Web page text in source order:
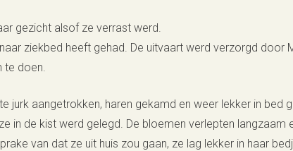
gezicht alsof ze verrast werd.
ziekbed heeft gehad. De uitvaart werd verzorgd door
doen.
aangetrokken, haren gekamd en weer lekker in bed
in de kist werd gelegd. De bloemen verlepten langzaam
van dat ze uit huis zou gaan, ze lag lekker in haar